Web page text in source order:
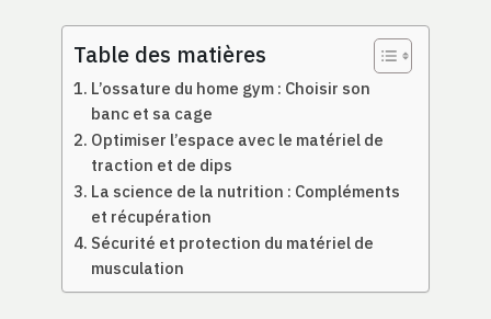
Table des matières
L’ossature du home gym : Choisir son
banc et sa cage
Optimiser l’espace avec le matériel de
traction et de dips
La science de la nutrition : Compléments
et récupération
Sécurité et protection du matériel de
musculation